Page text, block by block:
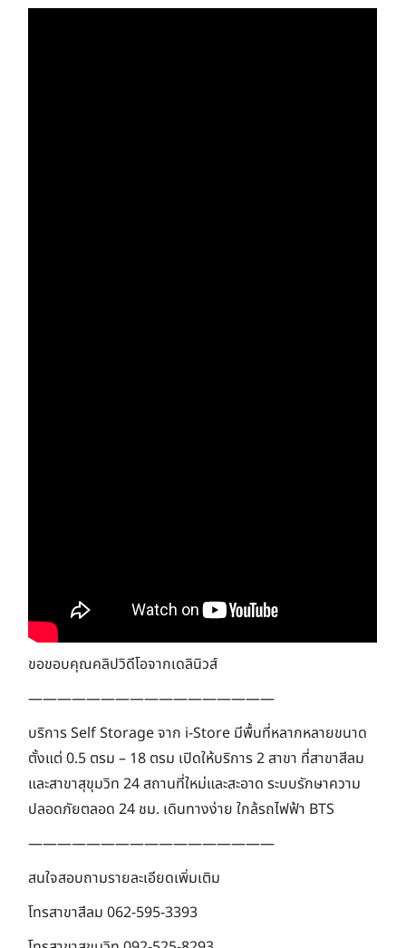
ขอขอบคุณคลิปวิดีโอจากเดลินิวส์
—————————————————
บริการ Self Storage จาก i-Store มีพื้นที่หลากหลายขนาด
ตั้งแต่ 0.5 ตรม – 18 ตรม เปิดให้บริการ 2 สาขา ที่สาขาสีลม
และสาขาสุขุมวิท 24 สถานที่ใหม่และสะอาด ระบบรักษาความ
ปลอดภัยตลอด 24 ชม. เดินทางง่าย ใกล้รถไฟฟ้า BTS
—————————————————
สนใจสอบถามรายละเอียดเพิ่มเติม
โทรสาขาสีลม 062-595-3393